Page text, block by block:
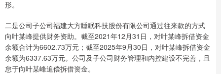
形。
二是公司子公司福建大方睡眠科技股份有限公司通过往来款的方式
向叶某峰提供财务资助。截至2021年12月31日，对叶某峰拆借资金
余额合计为6602.73万元；截至2025年9月30日，对叶某峰拆借资金
余额为6337.63万元。公司及子公司财务管理和内控建设不完善，且
怠于向叶某峰追偿拆借资金。